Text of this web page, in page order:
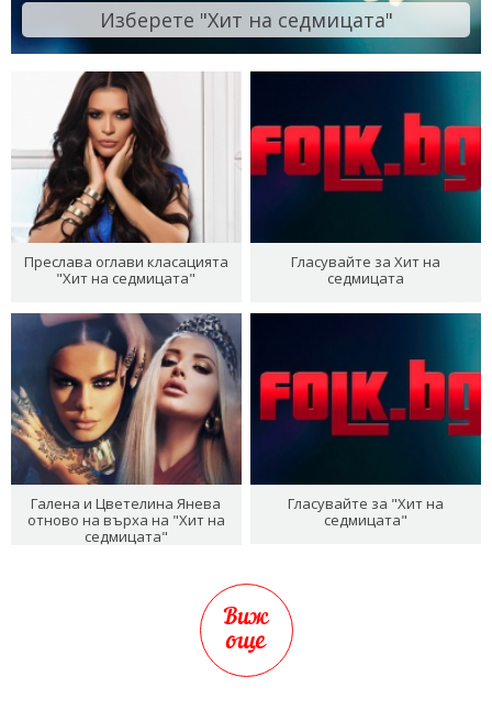
Изберете "Хит на седмицата"
Преслава оглави класацията
"Хит на седмицата"
Гласувайте за Хит на
седмицата
Галена и Цветелина Янева
отново на върха на "Хит на
седмицата"
Гласувайте за "Хит на
седмицата"
Виж
още